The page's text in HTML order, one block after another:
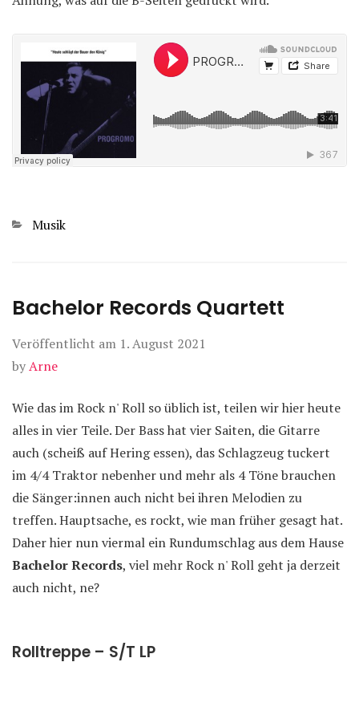
Kategorien
Musik
Bachelor Records Quartett
Veröffentlicht am 1. August 2021
byArne
Wie das im Rock n' Roll so üblich ist, teilen wir hier heute
alles in vier Teile. Der Bass hat vier Saiten, die Gitarre
auch (scheiß auf Hering essen), das Schlagzeug tuckert
im 4/4 Traktor nebenher und mehr als 4 Töne brauchen
die Sänger:innen auch nicht bei ihren Melodien zu
treffen. Hauptsache, es rockt, wie man früher gesagt hat.
Daher hier nun viermal ein Rundumschlag aus dem Hause
Bachelor Records, viel mehr Rock n' Roll geht ja derzeit
auch nicht, ne?
Rolltreppe – S/T LP